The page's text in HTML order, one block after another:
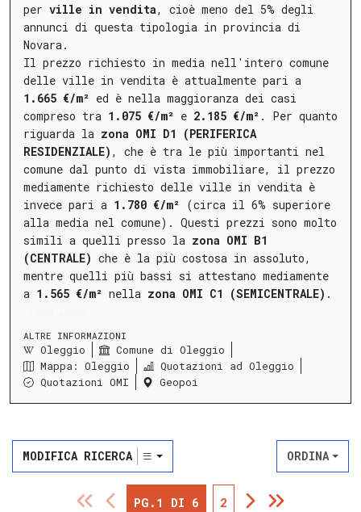
per ville in vendita, cioè meno del 5% degli
annunci di questa tipologia in provincia di
Novara.
Il prezzo richiesto in media nell'intero comune
delle ville in vendita è attualmente pari a
1.665 €/m² ed è nella maggioranza dei casi
compreso tra 1.075 €/m² e 2.185 €/m² . Per quanto
riguarda la zona OMI D1 (PERIFERICA
RESIDENZIALE) , che è tra le più importanti nel
comune dal punto di vista immobiliare, il prezzo
mediamente richiesto delle ville in vendita è
invece pari a 1.780 €/m² (circa il 6% superiore
alla media nel comune). Questi prezzi sono molto
simili a quelli presso la zona OMI B1
(CENTRALE) che è la più costosa in assoluto,
mentre quelli più bassi si attestano mediamente
a 1.565 €/m² nella zona OMI C1 (SEMICENTRALE) .
ALTRE INFORMAZIONI
Oleggio
Comune di Oleggio
Mappa: Oleggio
Quotazioni ad Oleggio
Quotazioni OMI
Geopoi
MODIFICA RICERCA ORDINA
PG.1 DI 6 2